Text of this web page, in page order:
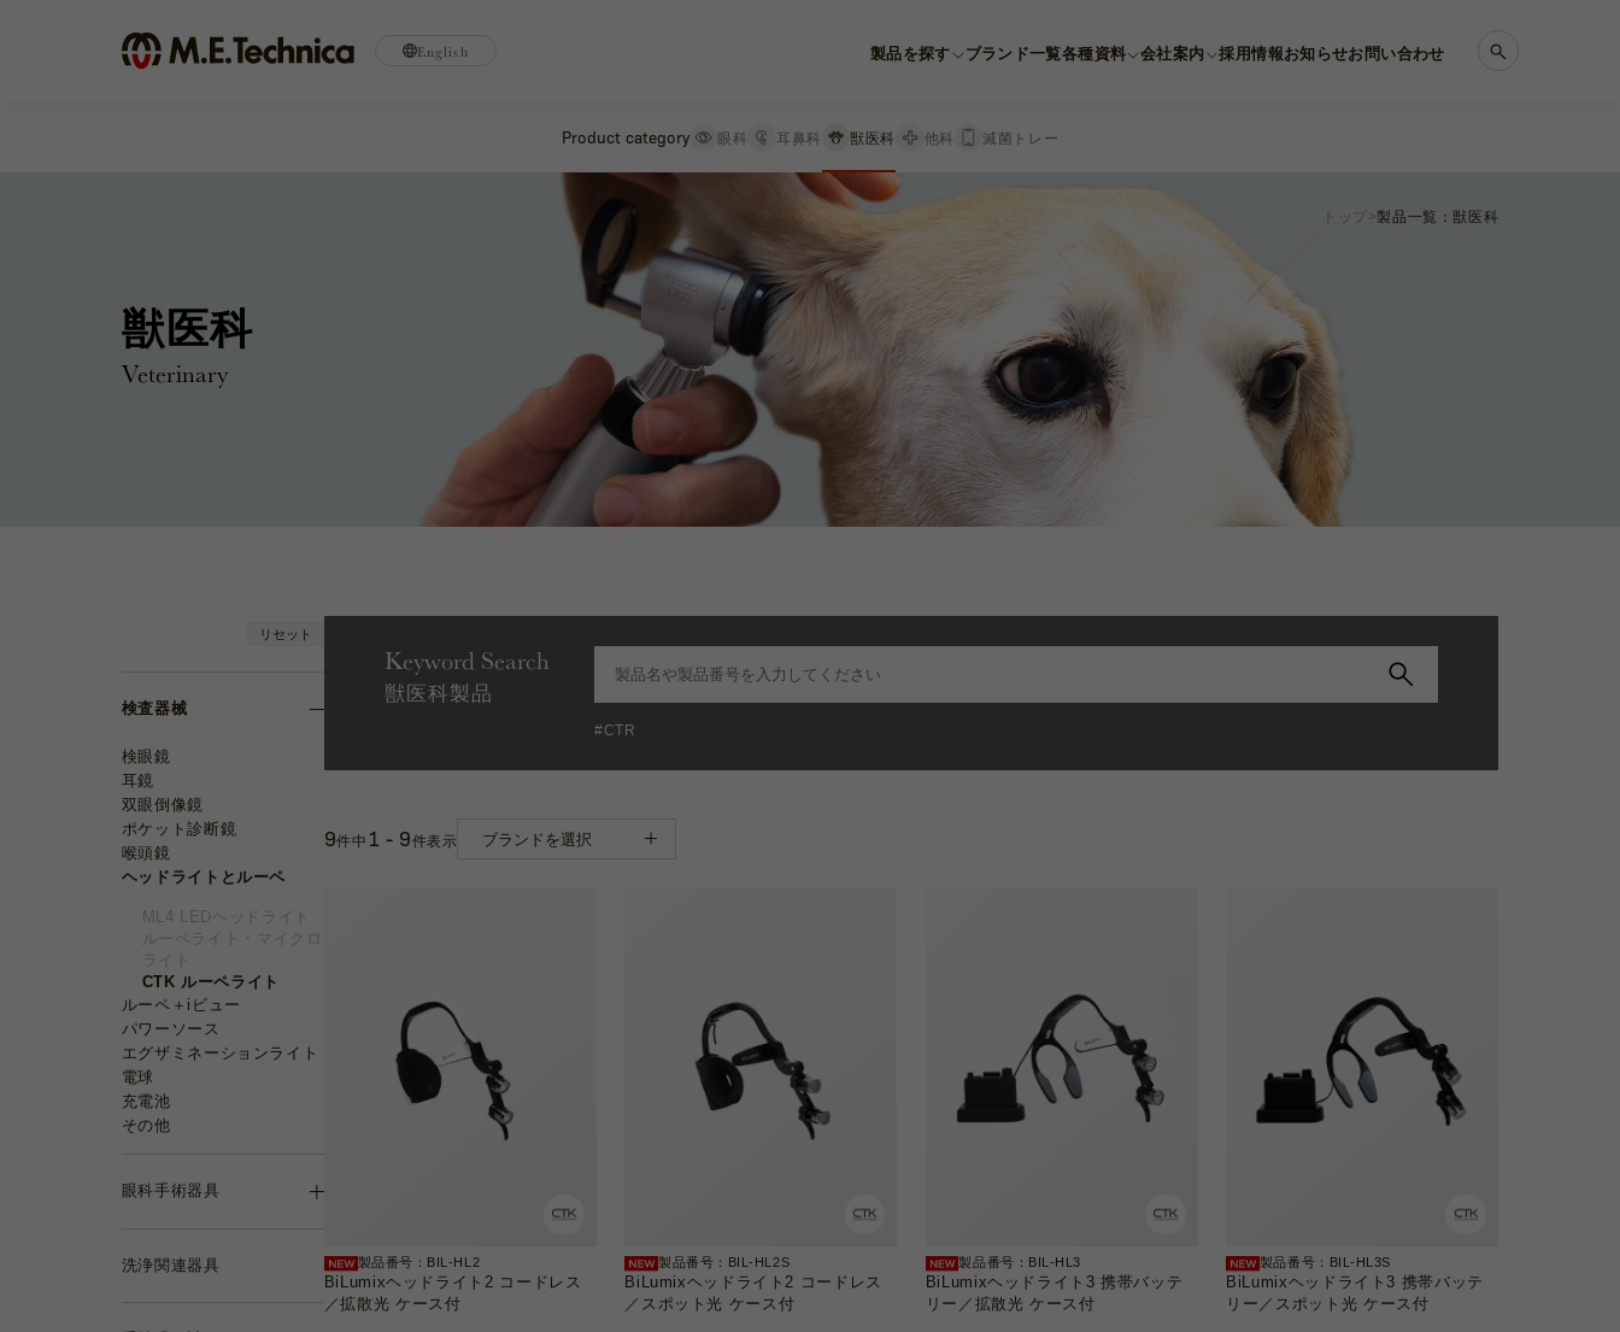
English 製品を探す ブランド一覧各種資料 会社案内 採用情報お知らせお問い合わせ
Product category 眼科 耳鼻科 獣医科 他科 滅菌トレー
Product category 眼科 耳鼻科 獣医科 他科 滅菌トレー
トップ 製品一覧：獣医科
獣医科
Veterinary
リセット
検査器械
検眼鏡
耳鏡
双眼倒像鏡
ポケット診断鏡
喉頭鏡
ヘッドライトとルーペ
ML4 LEDヘッドライト
ルーペライト・マイクロ
ライト
CTK ルーペライト
ルーペ＋iビュー
パワーソース
エグザミネーションライト
電球
充電池
その他
眼科手術器具
洗浄関連器具
Keyword Search
獣医科製品
#CTR
9件中 1 - 9件表示
製品番号：BIL-HL2
BiLumixヘッドライト2 コードレス
／拡散光 ケース付
製品番号：BIL-HL2S
BiLumixヘッドライト2 コードレス
／スポット光 ケース付
製品番号：BIL-HL3
BiLumixヘッドライト3 携帯バッテ
リー／拡散光 ケース付
製品番号：BIL-HL3S
BiLumixヘッドライト3 携帯バッテ
リー／スポット光 ケース付